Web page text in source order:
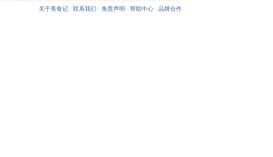
关于美食记 · 联系我们 · 免责声明 · 帮助中心 · 品牌合作